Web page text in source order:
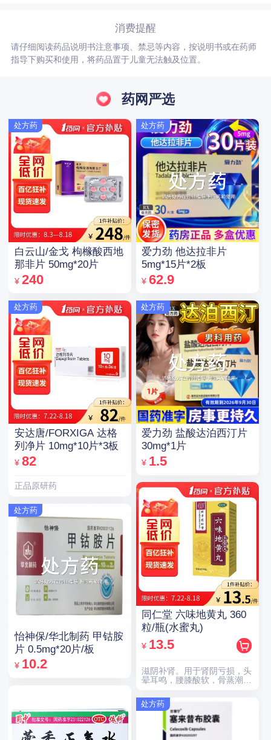
消费提醒
请仔细阅读药品说明书注意事项、禁忌等内容，按说明书或在药师
指导下购买和使用，将药品置于儿童无法触及位置。
药网严选
处方药
白云山/金戈 枸橼酸西地
那非片 50mg*20片
¥ 240
处方药
安达唐/FORXIGA 达格
列净片 10mg*10片*3板
¥ 82
正品原研药
处方药
怡神保/华北制药 甲钴胺
片 0.5mg*20片/板
¥ 10.2
处方药
爱力劲 他达拉非片
5mg*15片*2板
¥ 62.9
处方药
爱力劲 盐酸达泊西汀片
30mg*1片
¥ 1.5
同仁堂 六味地黄丸 360
粒/瓶(水蜜丸)
¥ 13.5
滋阴补肾。用于肾阴亏损，头
晕耳鸣，腰膝酸软，骨蒸潮
处方药